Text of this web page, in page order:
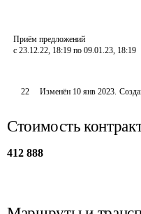
Приём предложений
с 23.12.22, 18:19 по 09.01.23, 18:19
22 Изменён 10 янв 2023.
Стоимость
412 888